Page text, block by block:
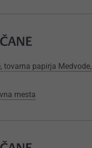
tovarna papirja Medvode,
mesta